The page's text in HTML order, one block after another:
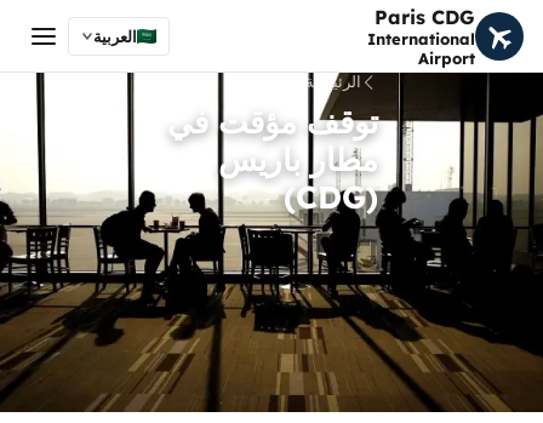
Paris CDG
International
Airport
العربية
الرئيسية
توقف مؤقت في
مطار باريس
(CDG)